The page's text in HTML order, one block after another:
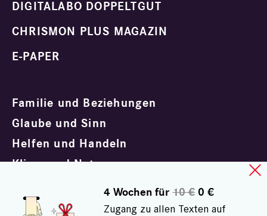
DIGITALABO DOPPELTGUT
CHRISMON PLUS MAGAZIN
E-PAPER
Familie und Beziehungen
Glaube und Sinn
Helfen und Handeln
Klima und Natur
Kultur und Unterhaltung
4 Wochen für10 €0 €
Zugang zu allen Texten auf